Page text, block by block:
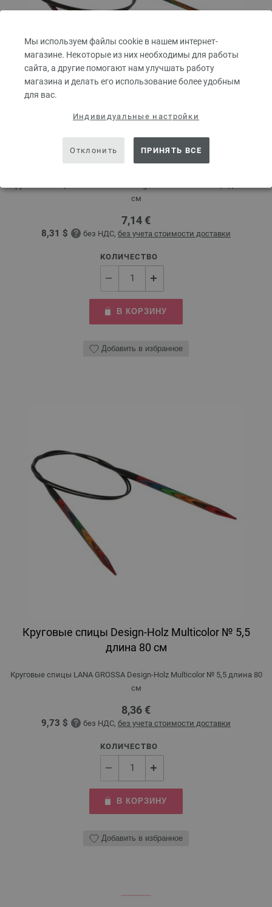
Мы используем файлы cookie в нашем интернет-
магазине. Некоторые из них необходимы для работы
сайта, а другие помогают нам улучшать работу
магазина и делать его использование более удобным
для вас.
Индивидуальные настройки
Отклонить ПРИНЯТЬ ВСЕ
Круговые спицы Design-Holz Multicolor № 3,5
длина 80 см
см
7,14 €
8,31 $ без НДС, без учета стоимости доставки
КОЛИЧЕСТВО
В КОРЗИНУ
Добавить в избранное
Круговые спицы Design-Holz Multicolor № 5,5
длина 80 см
Круговые спицы LANA GROSSA Design-Holz Multicolor № 5,5 длина 80
см
8,36 €
9,73 $ без НДС, без учета стоимости доставки
КОЛИЧЕСТВО
В КОРЗИНУ
Добавить в избранное